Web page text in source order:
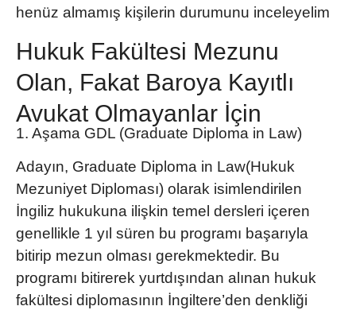
henüz almamış kişilerin durumunu inceleyelim
Hukuk Fakültesi Mezunu
Olan, Fakat Baroya Kayıtlı
Avukat Olmayanlar İçin
1. Aşama GDL (Graduate Diploma in Law)
Adayın, Graduate Diploma in Law(Hukuk
Mezuniyet Diploması) olarak isimlendirilen
İngiliz hukukuna ilişkin temel dersleri içeren
genellikle 1 yıl süren bu programı başarıyla
bitirip mezun olması gerekmektedir. Bu
programı bitirerek yurtdışından alınan hukuk
fakültesi diplomasının İngiltere’den denkliği